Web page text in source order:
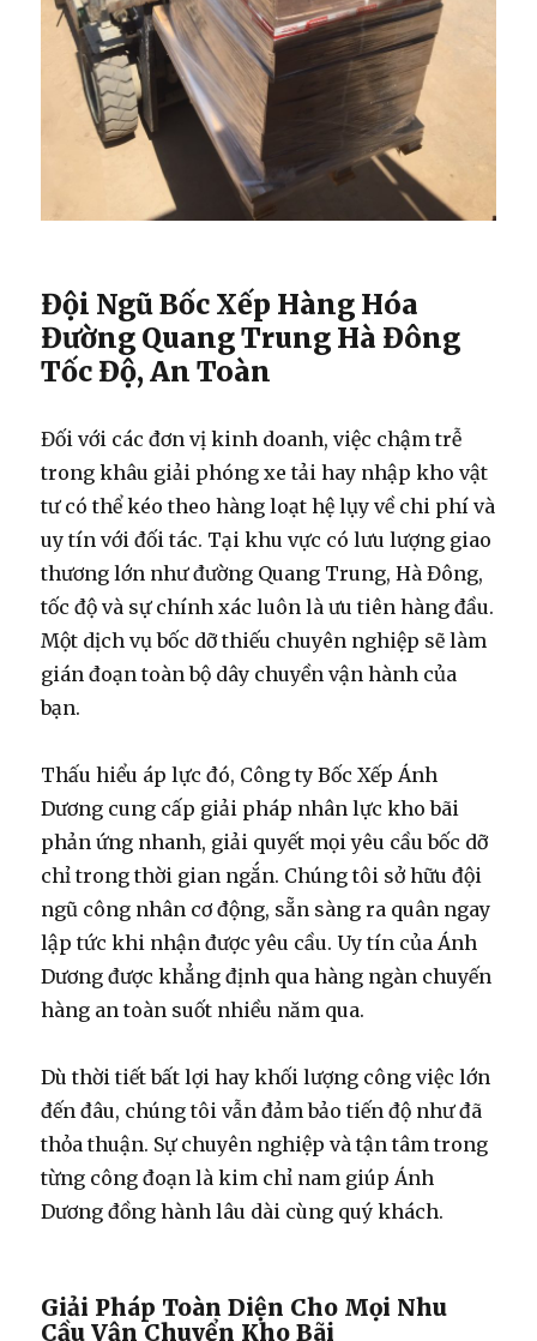
Đội Ngũ Bốc Xếp Hàng Hóa
Đường Quang Trung Hà Đông
Tốc Độ, An Toàn
Đối với các đơn vị kinh doanh, việc chậm trễ
trong khâu giải phóng xe tải hay nhập kho vật
tư có thể kéo theo hàng loạt hệ lụy về chi phí và
uy tín với đối tác. Tại khu vực có lưu lượng giao
thương lớn như đường Quang Trung, Hà Đông,
tốc độ và sự chính xác luôn là ưu tiên hàng đầu.
Một dịch vụ bốc dỡ thiếu chuyên nghiệp sẽ làm
gián đoạn toàn bộ dây chuyền vận hành của
bạn.
Thấu hiểu áp lực đó, Công ty Bốc Xếp Ánh
Dương cung cấp giải pháp nhân lực kho bãi
phản ứng nhanh, giải quyết mọi yêu cầu bốc dỡ
chỉ trong thời gian ngắn. Chúng tôi sở hữu đội
ngũ công nhân cơ động, sẵn sàng ra quân ngay
lập tức khi nhận được yêu cầu. Uy tín của Ánh
Dương được khẳng định qua hàng ngàn chuyến
hàng an toàn suốt nhiều năm qua.
Dù thời tiết bất lợi hay khối lượng công việc lớn
đến đâu, chúng tôi vẫn đảm bảo tiến độ như đã
thỏa thuận. Sự chuyên nghiệp và tận tâm trong
từng công đoạn là kim chỉ nam giúp Ánh
Dương đồng hành lâu dài cùng quý khách.
Giải Pháp Toàn Diện Cho Mọi Nhu
Cầu Vận Chuyển Kho Bãi